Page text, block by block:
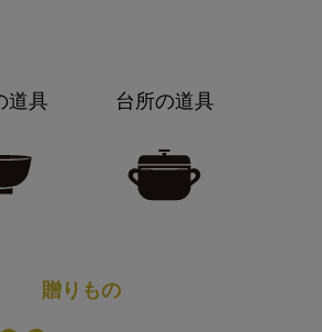
道具 台所の道具
贈りもの